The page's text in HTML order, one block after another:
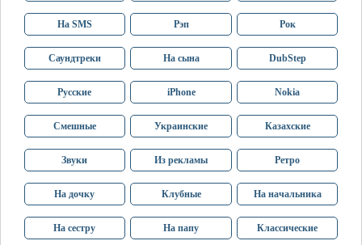
На SMS Рэп Рок
Саундтреки На сына DubStep
Русские iPhone Nokia
Смешные Украинские Казахские
Звуки Из рекламы Ретро
На дочку Клубные На начальника
На сестру На папу Классические